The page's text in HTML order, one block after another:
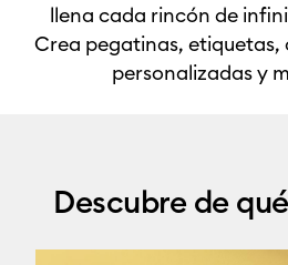
llena cada rincón de
Crea pegatinas,
personalizadas y
Descubre de